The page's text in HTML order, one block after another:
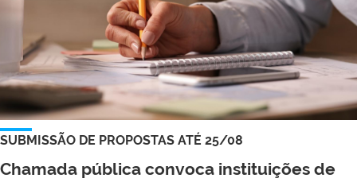
SUBMISSÃO DE PROPOSTAS ATÉ 25/08
Chamada pública convoca instituições de